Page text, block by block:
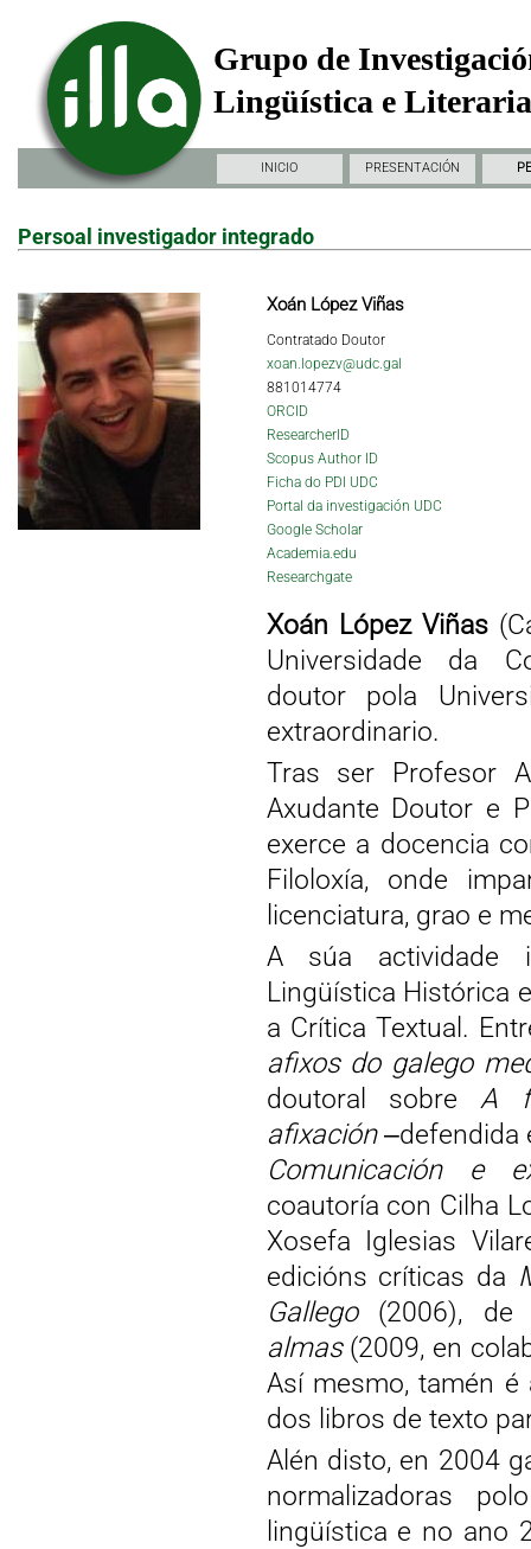
Grupo de
Lingüística e
INICIO PRESENTACIÓN
Persoal investigador integrado
Xoán López Viñas
Contratado Doutor
xoan.lopezv@udc.gal
881014774
ORCID
ResearcherID
Scopus Author ID
Ficha do PDI UDC
Portal da investigación UDC
Google Scholar
Academia.edu
Researchgate
Xoán López Viñas
Universidade da
doutor pola
extraordinario.
Tras ser Profesor
Axudante Doutor e
exerce a docencia
Filoloxía, onde
licenciatura, grao e
A súa actividade
Lingüística Histórica
a Crítica Textual.
afixos do galego
doutoral sobreA
afixación‒defendida
Comunicación e
coautoría con Cilha
Xosefa Iglesias
edicións críticas da
Gallego(2006), de
almas(2009, en
Así mesmo, tamén é
dos libros de texto
Alén disto, en 2004
normalizadoras
lingüística e no ano